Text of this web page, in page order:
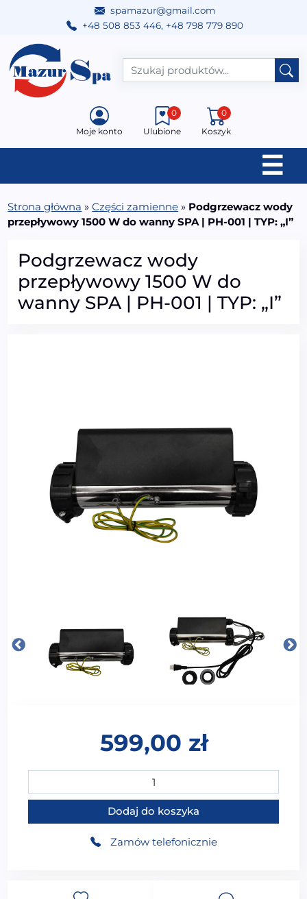
spamazur@gmail.com
+48 508 853 446, +48 798 779 890
Przejdź do treści
Main Navigation
Moje konto Ulubione
0
Koszyk
0
☰
Strona główna »Części zamienne » Podgrzewacz wody
przepływowy 1500 W do wanny SPA | PH-001 | TYP: „I”
Podgrzewacz wody
przepływowy 1500 W do
wanny SPA | PH-001 | TYP: „I”
599,00 zł
ilość Podgrzewacz wody przepływowy 1500 W do
Dodaj do koszyka
Zamów telefonicznie